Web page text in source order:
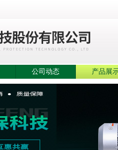
公司动态 产品展